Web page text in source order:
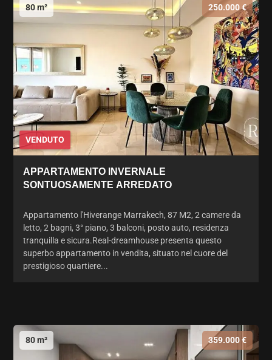
80 m² 250.000 €
VENDUTO
APPARTAMENTO INVERNALE
SONTUOSAMENTE ARREDATO
Appartamento l'Hiverange Marrakech, 87 M2, 2 camere da
letto, 2 bagni, 3° piano, 3 balconi, posto auto, residenza
tranquilla e sicura.Real-dreamhouse presenta questo
superbo appartamento in vendita, situato nel cuore del
prestigioso quartiere...
80 m² 359.000 €